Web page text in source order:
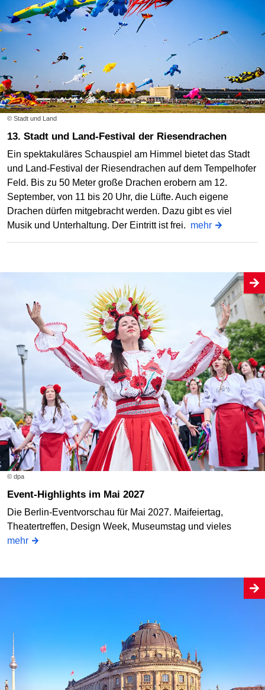
© Stadt und Land
13. Stadt und Land-Festival der Riesendrachen
Ein spektakuläres Schauspiel am Himmel bietet das Stadt
und Land-Festival der Riesendrachen auf dem Tempelhofer
Feld. Bis zu 50 Meter große Drachen erobern am 12.
September, von 11 bis 20 Uhr, die Lüfte. Auch eigene
Drachen dürfen mitgebracht werden. Dazu gibt es viel
Musik und Unterhaltung. Der Eintritt ist frei. mehr
© dpa
Event-Highlights im Mai 2027
Die Berlin-Eventvorschau für Mai 2027. Maifeiertag,
Theatertreffen, Design Week, Museumstag und vieles
mehr